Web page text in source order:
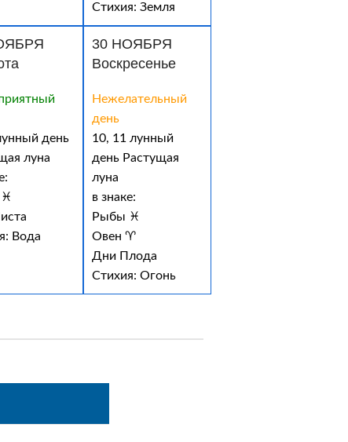
Стихия: Земля
день
луна
Вода
30 НОЯБРЯ
Воскресенье
Нежелательный
день
10, 11 лунный
день Растущая
луна
в знаке:
Рыбы ♓
Овен ♈
Дни Плода
Стихия: Огонь